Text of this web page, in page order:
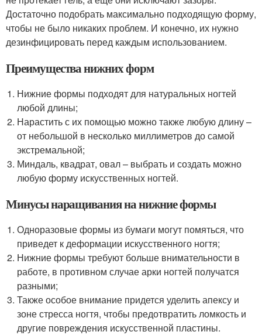
Достаточно подобрать максимально подходящую форму,
чтобы не было никаких проблем. И конечно, их нужно
дезинфицировать перед каждым использованием.
Преимущества нижних форм
Нижние формы подходят для натуральных ногтей
любой длины;
Нарастить с их помощью можно также любую длину –
от небольшой в несколько миллиметров до самой
экстремальной;
Миндаль, квадрат, овал – выбрать и создать можно
любую форму искусственных ногтей.
Минусы наращивания на нижние формы
Одноразовые формы из бумаги могут помяться, что
приведет к деформации искусственного ногтя;
Нижние формы требуют больше внимательности в
работе, в противном случае арки ногтей получатся
разными;
Также особое внимание придется уделить апексу и
зоне стресса ногтя, чтобы предотвратить ломкость и
другие повреждения искусственной пластины.